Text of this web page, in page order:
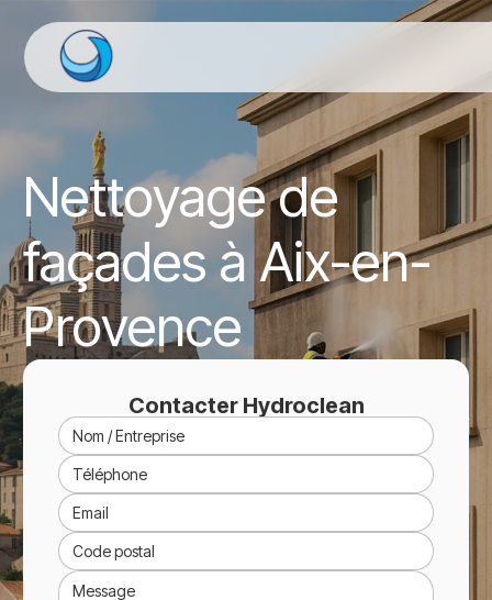
Nettoyage de
façades à Aix-en-
Provence
Contacter Hydroclean